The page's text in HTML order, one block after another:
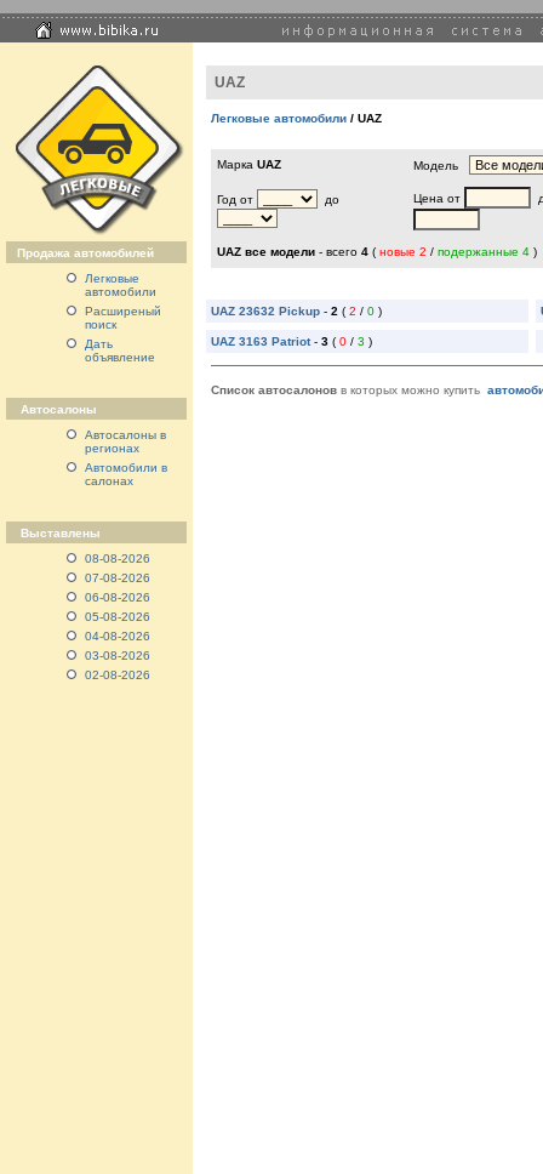
Продажа автомобилей
Легковые
автомобили
Расширеный
поиск
Дать
объявление
Автосалоны
Автосалоны в
регионах
Автомобили в
салонах
Выставлены
08-08-2026
07-08-2026
06-08-2026
05-08-2026
04-08-2026
03-08-2026
02-08-2026
UAZ
Легковые автомобили / UAZ
Марка UAZ Модель
Год от до Цена от
UAZ все модели - всего 4 ( новые 2 / подержанные 4 )
UAZ 23632 Pickup - 2 ( 2 / 0 )
UAZ 3163 Patriot- 3 ( 0 / 3 )
Список автосалонов в которых можно купить